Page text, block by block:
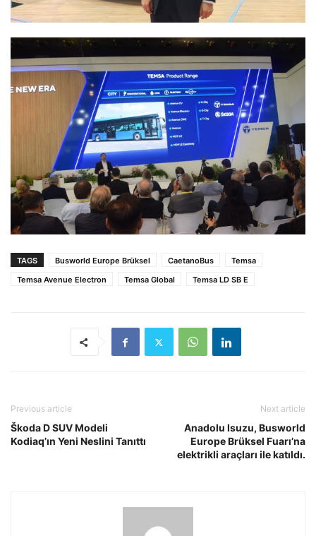
TAGS Busworld Europe Brüksel CaetanoBus
Temsa
Temsa Avenue Electron
Temsa Global Temsa LD SB E
Previous article
Škoda D SUV Modeli
Kodiaq’ın Yeni Neslini Tanıttı
Next article
Anadolu Isuzu, Busworld
Europe Brüksel Fuarı’na
elektrikli araçları ile katıldı.